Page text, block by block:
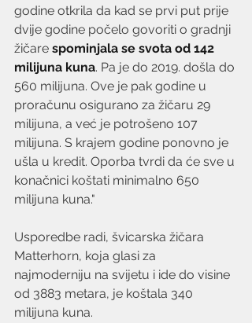
godine otkrila da kad se prvi put prije
dvije godine počelo govoriti o gradnji
žičare spominjala se svota od 142
milijuna kuna. Pa je do 2019. došla do
560 milijuna. Ove je pak godine u
proračunu osigurano za žičaru 29
milijuna, a već je potrošeno 107
milijuna. S krajem godine ponovno je
ušla u kredit. Oporba tvrdi da će sve u
konačnici koštati minimalno 650
milijuna kuna."
Usporedbe radi, švicarska žičara
Matterhorn, koja glasi za
najmoderniju na svijetu i ide do visine
od 3883 metara, je koštala 340
milijuna kuna.